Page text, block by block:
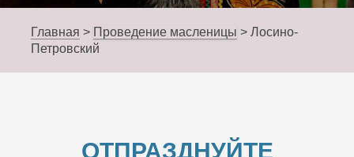
Главная > Проведение масленицы > Лосино-
Петровский
ОТПРАЗДНУЙТЕ